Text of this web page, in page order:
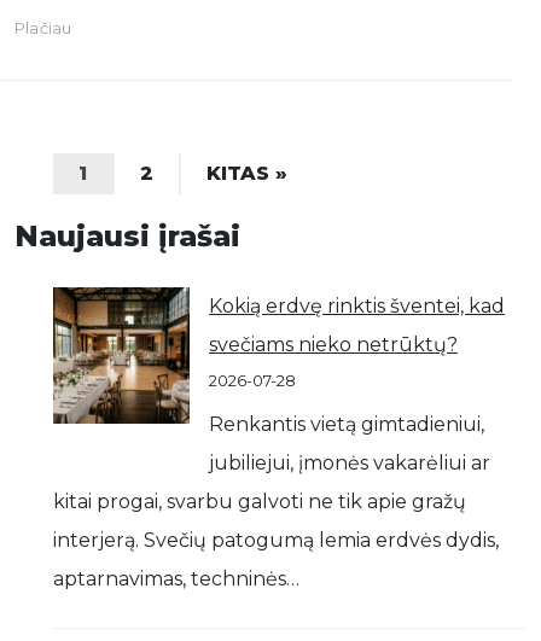
Plačiau
1 2 KITAS »
Naujausi įrašai
Kokią erdvę rinktis šventei, kad
svečiams nieko netrūktų?
2026-07-28
Renkantis vietą gimtadieniui,
jubiliejui, įmonės vakarėliui ar
kitai progai, svarbu galvoti ne tik apie gražų
interjerą. Svečių patogumą lemia erdvės dydis,
aptarnavimas, techninės…